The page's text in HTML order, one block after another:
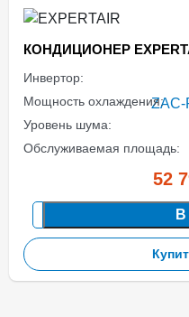
КОНДИЦИОНЕР
Инвертор:
Мощность охлаждения:
Уровень шума:
Обслуживаемая площадь:
52
В